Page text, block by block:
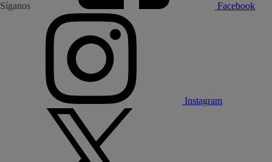
Síganos Facebook
Instagram